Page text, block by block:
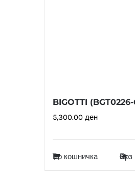
BIGOTTI
5,300.00 ден
Во кошничка Брз